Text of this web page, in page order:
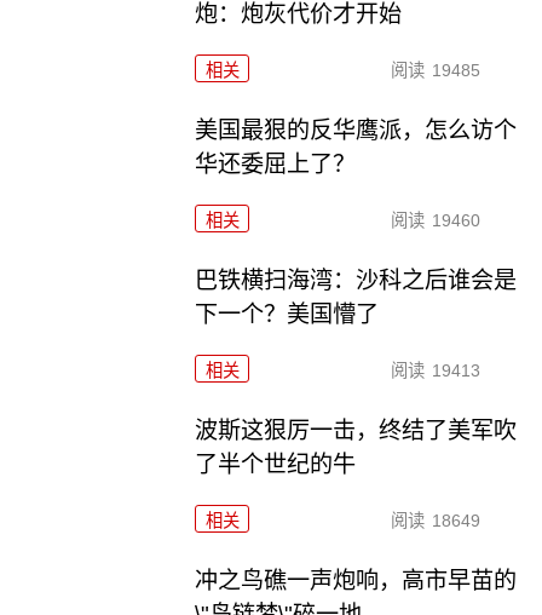
炮：炮灰代价才开始
相关 阅读 19485
美国最狠的反华鹰派，怎么访个
华还委屈上了？
相关 阅读 19460
巴铁横扫海湾：沙科之后谁会是
下一个？美国懵了
相关 阅读 19413
波斯这狠厉一击，终结了美军吹
了半个世纪的牛
相关 阅读 18649
冲之鸟礁一声炮响，高市早苗的